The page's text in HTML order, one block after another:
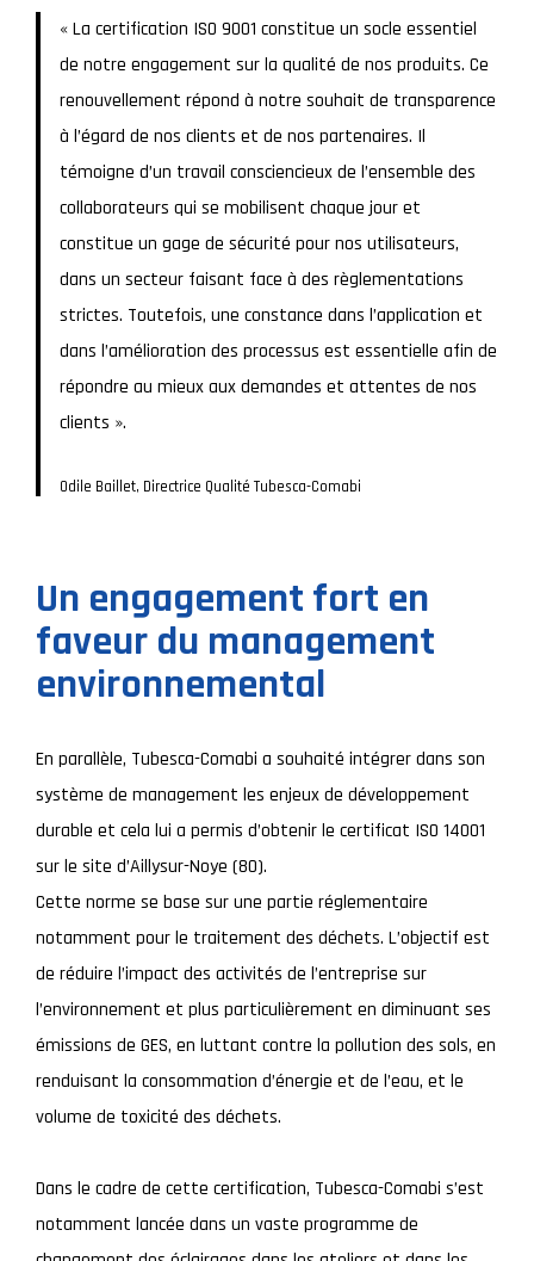
« La certification ISO 9001 constitue un socle essentiel
de notre engagement sur la qualité de nos produits. Ce
renouvellement répond à notre souhait de transparence
à l’égard de nos clients et de nos partenaires. Il
témoigne d’un travail consciencieux de l’ensemble des
collaborateurs qui se mobilisent chaque jour et
constitue un gage de sécurité pour nos utilisateurs,
dans un secteur faisant face à des règlementations
strictes. Toutefois, une constance dans l’application et
dans l’amélioration des processus est essentielle afin de
répondre au mieux aux demandes et attentes de nos
clients ».
Odile Baillet, Directrice Qualité Tubesca-Comabi
Un engagement fort en
faveur du management
environnemental
En parallèle, Tubesca-Comabi a souhaité intégrer dans son
système de management les enjeux de développement
durable et cela lui a permis d’obtenir le certificat ISO 14001
sur le site d’Aillysur-Noye (80).
Cette norme se base sur une partie réglementaire
notamment pour le traitement des déchets. L’objectif est
de réduire l’impact des activités de l’entreprise sur
l’environnement et plus particulièrement en diminuant ses
émissions de GES, en luttant contre la pollution des sols, en
renduisant la consommation d’énergie et de l’eau, et le
volume de toxicité des déchets.
Dans le cadre de cette certification, Tubesca-Comabi s’est
notamment lancée dans un vaste programme de